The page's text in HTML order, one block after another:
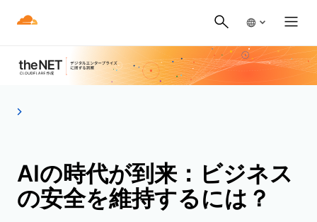
AIの時代が到来：ビジネス
の安全を維持するには？